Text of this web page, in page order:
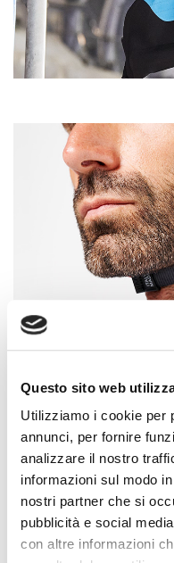
Questo sito web
Utilizziamo i cookie per
annunci, per fornire
analizzare il nostro
informazioni sul modo
nostri partner che si
pubblicità e social
con altre informazioni